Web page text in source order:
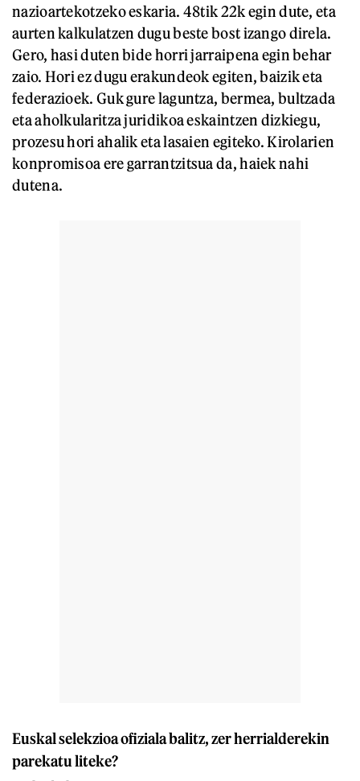
nazioartekotzeko eskaria. 48tik 22k egin dute, eta
aurten kalkulatzen dugu beste bost izango direla.
Gero, hasi duten bide horri jarraipena egin behar
zaio. Hori ez dugu erakundeok egiten, baizik eta
federazioek. Guk gure laguntza, bermea, bultzada
eta aholkularitza juridikoa eskaintzen dizkiegu,
prozesu hori ahalik eta lasaien egiteko. Kirolarien
konpromisoa ere garrantzitsua da, haiek nahi
dutena.
Euskal selekzioa ofiziala balitz, zer herrialderekin
parekatu liteke?